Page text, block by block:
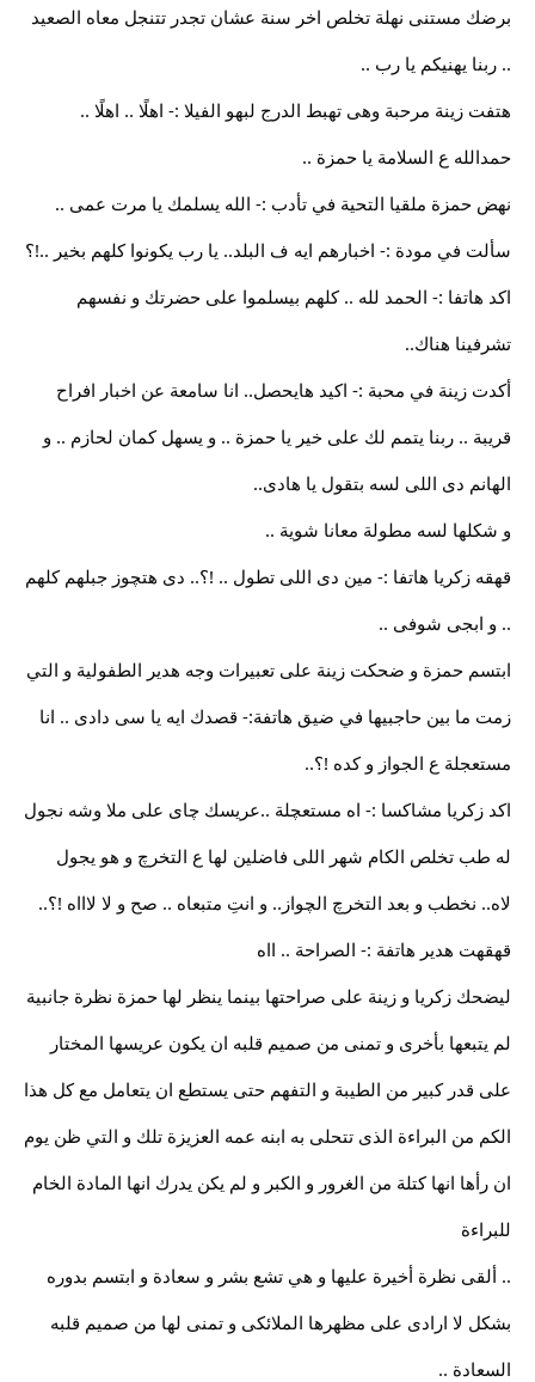
برضك مستنى نهلة تخلص اخر سنة عشان تجدر تتنجل معاه الصعيد
.. ربنا يهنيكم يا رب ..
هتفت زينة مرحبة وهى تهبط الدرج لبهو الفيلا :- اهلًا .. اهلًا ..
حمدالله ع السلامة يا حمزة ..
نهض حمزة ملقيا التحية في تأدب :- الله يسلمك يا مرت عمى ..
سألت في مودة :- اخبارهم ايه ف البلد.. يا رب يكونوا كلهم بخير ..!؟
اكد هاتفا :- الحمد لله .. كلهم بيسلموا على حضرتك و نفسهم
تشرفينا هناك..
أكدت زينة في محبة :- اكيد هايحصل.. انا سامعة عن اخبار افراح
قريبة .. ربنا يتمم لك على خير يا حمزة .. و يسهل كمان لحازم .. و
الهانم دى اللى لسه بتقول يا هادى..
و شكلها لسه مطولة معانا شوية ..
قهقه زكريا هاتفا :- مين دى اللى تطول .. !؟.. دى هتچوز جبلهم كلهم
.. و ابجى شوفى ..
ابتسم حمزة و ضحكت زينة على تعبيرات وجه هدير الطفولية و التي
زمت ما بين حاجبيها في ضيق هاتفة:- قصدك ايه يا سى دادى .. انا
مستعجلة ع الجواز و كده !؟..
اكد زكريا مشاكسا :- اه مستعچلة ..عريسك چاى على ملا وشه نجول
له طب تخلص الكام شهر اللى فاضلين لها ع التخرچ و هو يجول
لاه.. نخطب و بعد التخرچ الچواز.. و انتِ متبعاه .. صح و لا لاااه !؟..
قهقهت هدير هاتفة :- الصراحة .. ااه
ليضحك زكريا و زينة على صراحتها بينما ينظر لها حمزة نظرة جانبية
لم يتبعها بأخرى و تمنى من صميم قلبه ان يكون عريسها المختار
على قدر كبير من الطيبة و التفهم حتى يستطع ان يتعامل مع كل هذا
الكم من البراءة الذى تتحلى به ابنه عمه العزيزة تلك و التي ظن يوم
ان رأها انها كتلة من الغرور و الكبر و لم يكن يدرك انها المادة الخام
للبراءة
.. ألقى نظرة أخيرة عليها و هي تشع بشر و سعادة و ابتسم بدوره
بشكل لا ارادى على مظهرها الملائكى و تمنى لها من صميم قلبه
السعادة ..